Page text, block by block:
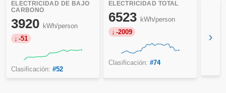
ELECTRICIDAD DE BAJO
CARBONO
3920 kWh/person
-51
Clasificación: #52
ELECTRICIDAD TOTAL
6523 kWh/person
-2009
Clasificación: #74
›